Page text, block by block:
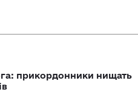
прикордонники нищать